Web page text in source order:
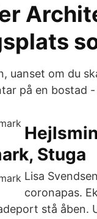
uanset om du
på en bostad
Stuga
Lisa
coronapas.
stå åben.